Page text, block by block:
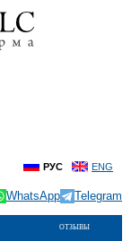
РУС ENG
WhatsApp Telegram
отзывы